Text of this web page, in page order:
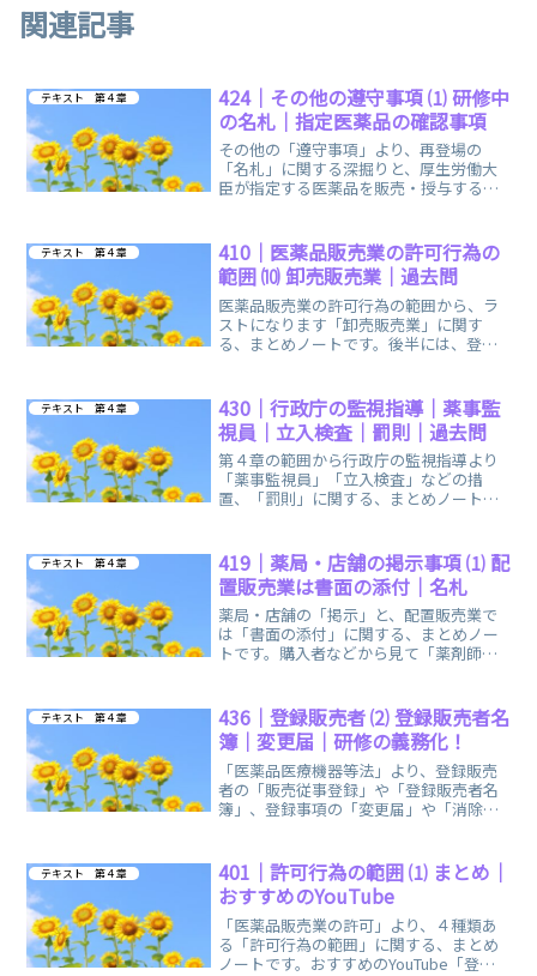
関連記事
テキスト 第４章
424｜その他の遵守事項 ⑴ 研修中
の名札｜指定医薬品の確認事項
その他の「遵守事項」より、再登場の
「名札」に関する深掘りと、厚生労働大
臣が指定する医薬品を販売・授与する際
テキスト 第４章
410｜医薬品販売業の許可行為の
範囲 ⑽ 卸売販売業｜過去問
医薬品販売業の許可行為の範囲から、ラ
ストになります「卸売販売業」に関す
る、まとめノートです。後半には、登録
テキスト 第４章
430｜行政庁の監視指導｜薬事監
視員｜立入検査｜罰則｜過去問
第４章の範囲から行政庁の監視指導より
「薬事監視員」「立入検査」などの措
置、「罰則」に関する、まとめノートで
テキスト 第４章
419｜薬局・店舗の掲示事項 ⑴ 配
置販売業は書面の添付｜名札
薬局・店舗の「掲示」と、配置販売業で
は「書面の添付」に関する、まとめノー
トです。購入者などから見て「薬剤師・
テキスト 第４章
436｜登録販売者 ⑵ 登録販売者名
簿｜変更届｜研修の義務化！
「医薬品医療機器等法」より、登録販売
者の「販売従事登録」や「登録販売者名
簿」、登録事項の「変更届」や「消除」
テキスト 第４章
401｜許可行為の範囲 ⑴ まとめ｜
おすすめのYouTube
「医薬品販売業の許可」より、４種類あ
る「許可行為の範囲」に関する、まとめ
ノートです。おすすめのYouTube「登録